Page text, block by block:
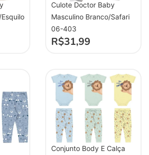
Culote Doctor Baby
Masculino Branco/Safari
06-403
R$31,99
Conjunto Body E Calça